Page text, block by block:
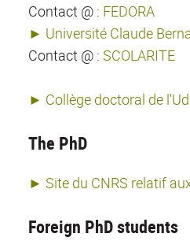
Contact @ : FEDORA
► Université Claude
Contact @ : SCOLARITE
► Collège doctoral de
The PhD
► Site du CNRS relatif
Foreign PhD students